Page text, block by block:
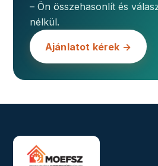
– Ön összehasonlít és
nélkül.
Ajánlatot kérek →